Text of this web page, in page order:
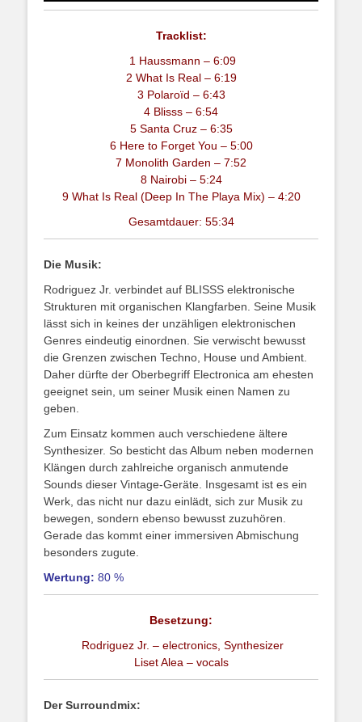
Tracklist:
1 Haussmann – 6:09
2 What Is Real – 6:19
3 Polaroïd – 6:43
4 Blisss – 6:54
5 Santa Cruz – 6:35
6 Here to Forget You – 5:00
7 Monolith Garden – 7:52
8 Nairobi – 5:24
9 What Is Real (Deep In The Playa Mix) – 4:20
Gesamtdauer: 55:34
Die Musik:
Rodriguez Jr. verbindet auf BLISSS elektronische
Strukturen mit organischen Klangfarben. Seine Musik
lässt sich in keines der unzähligen elektronischen
Genres eindeutig einordnen. Sie verwischt bewusst
die Grenzen zwischen Techno, House und Ambient.
Daher dürfte der Oberbegriff Electronica am ehesten
geeignet sein, um seiner Musik einen Namen zu
geben.
Zum Einsatz kommen auch verschiedene ältere
Synthesizer. So besticht das Album neben modernen
Klängen durch zahlreiche organisch anmutende
Sounds dieser Vintage-Geräte. Insgesamt ist es ein
Werk, das nicht nur dazu einlädt, sich zur Musik zu
bewegen, sondern ebenso bewusst zuzuhören.
Gerade das kommt einer immersiven Abmischung
besonders zugute.
Wertung: 80 %
Besetzung:
Rodriguez Jr. – electronics, Synthesizer
Liset Alea – vocals
Der Surroundmix: